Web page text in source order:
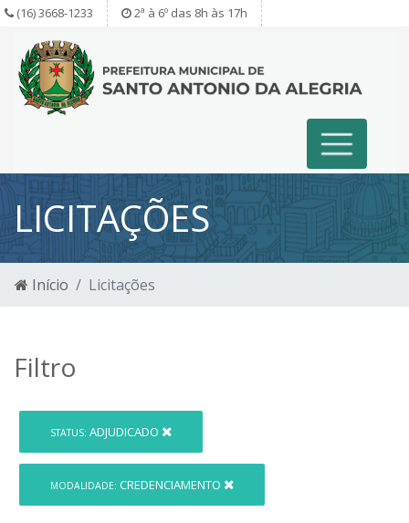
(16) 3668-1233 2ª à 6º das 8h às 17h
LICITAÇÕES
Início Licitações
Filtro
STATUS: ADJUDICADO
MODALIDADE: CREDENCIAMENTO